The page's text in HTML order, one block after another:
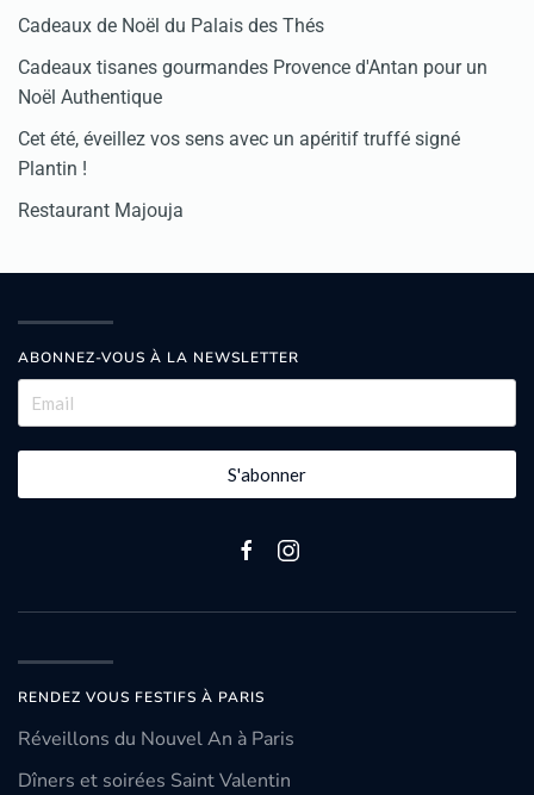
Cadeaux de Noël du Palais des Thés
Cadeaux tisanes gourmandes Provence d'Antan pour un
Noël Authentique
Cet été, éveillez vos sens avec un apéritif truffé signé
Plantin !
Restaurant Majouja
ABONNEZ-VOUS À LA NEWSLETTER
S'abonner
RENDEZ VOUS FESTIFS À PARIS
Réveillons du Nouvel An à Paris
Dîners et soirées Saint Valentin